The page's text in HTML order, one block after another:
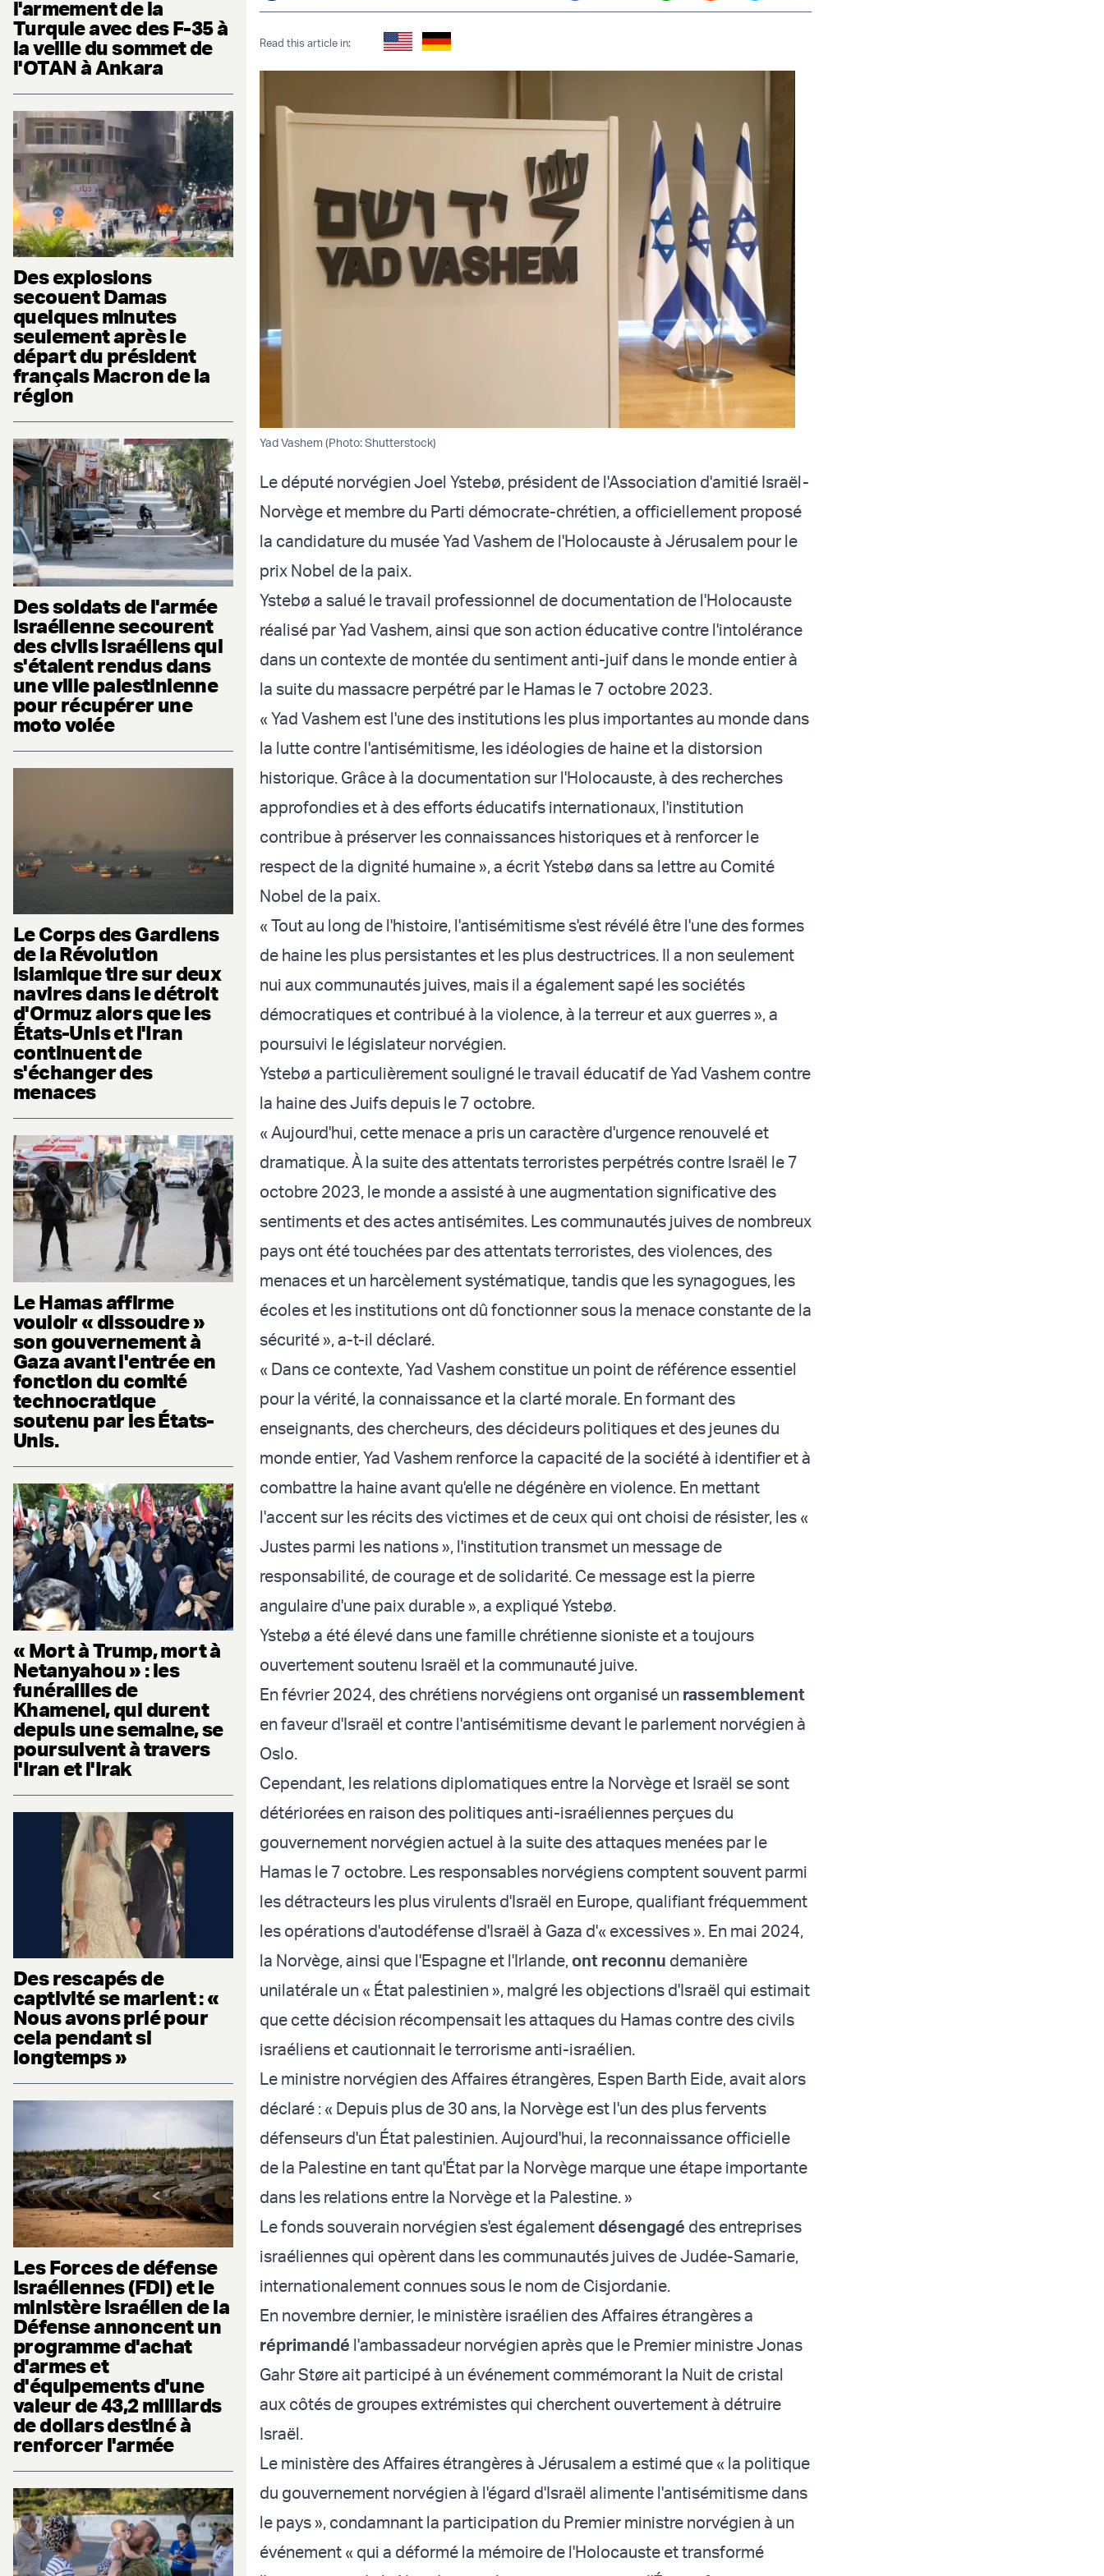
l'armement de la
Turquie avec des F-35 à
la veille du sommet de
l'OTAN à Ankara
Des explosions
secouent Damas
quelques minutes
seulement après le
départ du président
français Macron de la
région
Des soldats de l'armée
israélienne secourent
des civils israéliens qui
s'étaient rendus dans
une ville palestinienne
pour récupérer une
moto volée
Le Corps des Gardiens
de la Révolution
islamique tire sur deux
navires dans le détroit
d'Ormuz alors que les
États-Unis et l'Iran
continuent de
s'échanger des
menaces
Le Hamas affirme
vouloir « dissoudre »
son gouvernement à
Gaza avant l'entrée en
fonction du comité
technocratique
soutenu par les États-
Unis.
« Mort à Trump, mort à
Netanyahou » : les
funérailles de
Khamenei, qui durent
depuis une semaine, se
poursuivent à travers
l'Iran et l'Irak
Des rescapés de
captivité se marient : «
Nous avons prié pour
cela pendant si
longtemps »
Les Forces de défense
israéliennes (FDI) et le
ministère israélien de la
Défense annoncent un
programme d'achat
d'armes et
d'équipements d'une
valeur de 43,2 milliards
de dollars destiné à
renforcer l'armée
Facebook
Twitter (X)
Whatsapp
RedditTelegram
Read this article in:
Yad Vashem (Photo: Shutterstock)
Le député norvégien Joel Ystebø, président de l'Association d'amitié Israël-
Norvège et membre du Parti démocrate-chrétien, a officiellement proposé
la candidature du musée Yad Vashem de l'Holocauste à Jérusalem pour le
prix Nobel de la paix.
Ystebø a salué le travail professionnel de documentation de l'Holocauste
réalisé par Yad Vashem, ainsi que son action éducative contre l'intolérance
dans un contexte de montée du sentiment anti-juif dans le monde entier à
la suite du massacre perpétré par le Hamas le 7 octobre 2023.
« Yad Vashem est l'une des institutions les plus importantes au monde dans
la lutte contre l'antisémitisme, les idéologies de haine et la distorsion
historique. Grâce à la documentation sur l'Holocauste, à des recherches
approfondies et à des efforts éducatifs internationaux, l'institution
contribue à préserver les connaissances historiques et à renforcer le
respect de la dignité humaine », a écrit Ystebø dans sa lettre au Comité
Nobel de la paix.
« Tout au long de l'histoire, l'antisémitisme s'est révélé être l'une des formes
de haine les plus persistantes et les plus destructrices. Il a non seulement
nui aux communautés juives, mais il a également sapé les sociétés
démocratiques et contribué à la violence, à la terreur et aux guerres », a
poursuivi le législateur norvégien.
Ystebø a particulièrement souligné le travail éducatif de Yad Vashem contre
la haine des Juifs depuis le 7 octobre.
« Aujourd'hui, cette menace a pris un caractère d'urgence renouvelé et
dramatique. À la suite des attentats terroristes perpétrés contre Israël le 7
octobre 2023, le monde a assisté à une augmentation significative des
sentiments et des actes antisémites. Les communautés juives de nombreux
pays ont été touchées par des attentats terroristes, des violences, des
menaces et un harcèlement systématique, tandis que les synagogues, les
écoles et les institutions ont dû fonctionner sous la menace constante de la
sécurité », a-t-il déclaré.
« Dans ce contexte, Yad Vashem constitue un point de référence essentiel
pour la vérité, la connaissance et la clarté morale. En formant des
enseignants, des chercheurs, des décideurs politiques et des jeunes du
monde entier, Yad Vashem renforce la capacité de la société à identifier et à
combattre la haine avant qu'elle ne dégénère en violence. En mettant
l'accent sur les récits des victimes et de ceux qui ont choisi de résister, les «
Justes parmi les nations », l'institution transmet un message de
responsabilité, de courage et de solidarité. Ce message est la pierre
angulaire d'une paix durable », a expliqué Ystebø.
Ystebø a été élevé dans une famille chrétienne sioniste et a toujours
ouvertement soutenu Israël et la communauté juive.
En février 2024, des chrétiens norvégiens ont organisé un rassemblement
en faveur d'Israël et contre l'antisémitisme devant le parlement norvégien à
Oslo.
Cependant, les relations diplomatiques entre la Norvège et Israël se sont
détériorées en raison des politiques anti-israéliennes perçues du
gouvernement norvégien actuel à la suite des attaques menées par le
Hamas le 7 octobre. Les responsables norvégiens comptent souvent parmi
les détracteurs les plus virulents d'Israël en Europe, qualifiant fréquemment
les opérations d'autodéfense d'Israël à Gaza d'« excessives ». En mai 2024,
la Norvège, ainsi que l'Espagne et l'Irlande, ont reconnu demanière
unilatérale un « État palestinien », malgré les objections d'Israël qui estimait
que cette décision récompensait les attaques du Hamas contre des civils
israéliens et cautionnait le terrorisme anti-israélien.
Le ministre norvégien des Affaires étrangères, Espen Barth Eide, avait alors
déclaré : « Depuis plus de 30 ans, la Norvège est l'un des plus fervents
défenseurs d'un État palestinien. Aujourd'hui, la reconnaissance officielle
de la Palestine en tant qu'État par la Norvège marque une étape importante
dans les relations entre la Norvège et la Palestine. »
Le fonds souverain norvégien s'est également désengagé des entreprises
israéliennes qui opèrent dans les communautés juives de Judée-Samarie,
internationalement connues sous le nom de Cisjordanie.
En novembre dernier, le ministère israélien des Affaires étrangères a
réprimandé l'ambassadeur norvégien après que le Premier ministre Jonas
Gahr Støre ait participé à un événement commémorant la Nuit de cristal
aux côtés de groupes extrémistes qui cherchent ouvertement à détruire
Israël.
Le ministère des Affaires étrangères à Jérusalem a estimé que « la politique
du gouvernement norvégien à l'égard d'Israël alimente l'antisémitisme dans
le pays », condamnant la participation du Premier ministre norvégien à un
événement « qui a déformé la mémoire de l'Holocauste et transformé